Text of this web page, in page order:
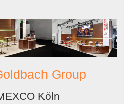
Group
Köln